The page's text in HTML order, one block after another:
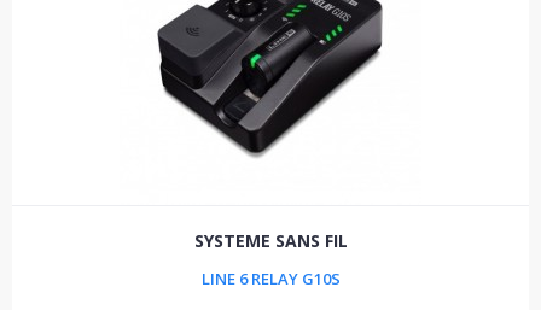
SYSTEME SANS FIL
LINE 6 RELAY G10S